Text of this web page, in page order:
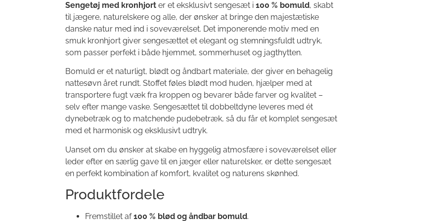
Sengetøj med kronhjort er et eksklusivt sengesæt i 100 % bomuld, skabt
til jægere, naturelskere og alle, der ønsker at bringe den majestætiske
danske natur med ind i soveværelset. Det imponerende motiv med en
smuk kronhjort giver sengesættet et elegant og stemningsfuldt udtryk,
som passer perfekt i både hjemmet, sommerhuset og jagthytten.
Bomuld er et naturligt, blødt og åndbart materiale, der giver en behagelig
nattesøvn året rundt. Stoffet føles blødt mod huden, hjælper med at
transportere fugt væk fra kroppen og bevarer både farver og kvalitet –
selv efter mange vaske. Sengesættet til dobbeltdyne leveres med ét
dynebetræk og to matchende pudebetræk, så du får et komplet sengesæt
med et harmonisk og eksklusivt udtryk.
Uanset om du ønsker at skabe en hyggelig atmosfære i soveværelset eller
leder efter en særlig gave til en jæger eller naturelsker, er dette sengesæt
en perfekt kombination af komfort, kvalitet og naturens skønhed.
Produktfordele
Fremstillet af100 % blød og åndbar bomuld.